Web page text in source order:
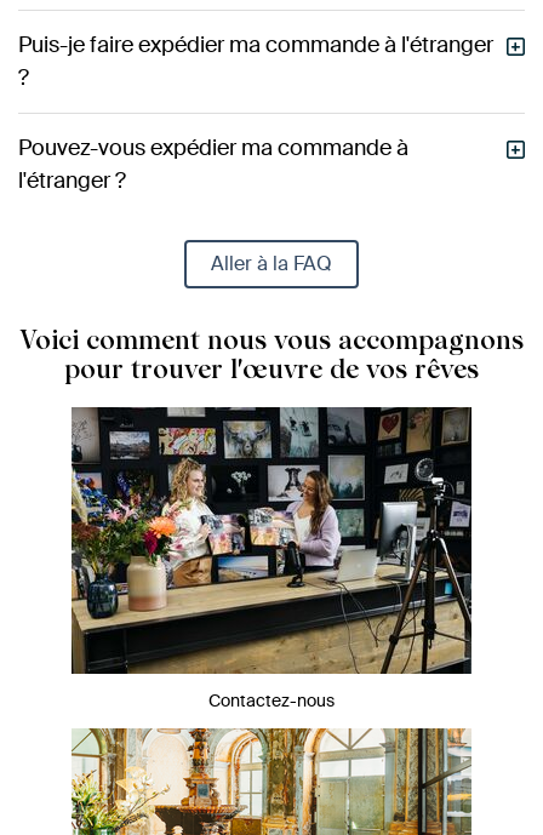
Puis-je faire expédier ma commande à l'étranger
?
Pouvez-vous expédier ma commande à
l'étranger ?
Aller à la FAQ
Voici comment nous vous accompagnons
pour trouver l'œuvre de vos rêves
Contactez-nous